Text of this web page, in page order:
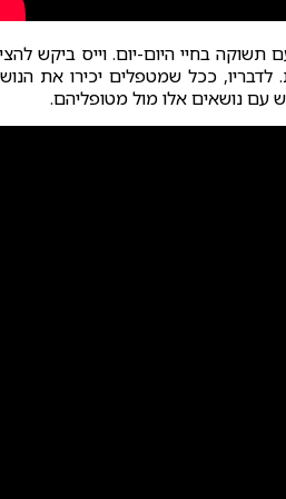
בחיי היום-יום. וייס ביקש
ככל שמטפלים יכירו את
עם נושאים אלו מול מטופליהם.